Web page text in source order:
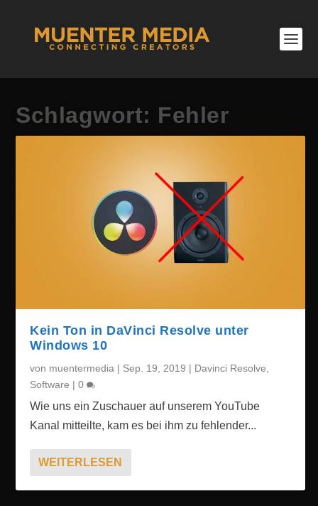
Schlagwort: Fehler
Kein Ton in DaVinci Resolve unter
Windows 10
von muentermedia | Sep. 19, 2019 | Davinci Resolve
Software |0
Wie uns ein Zuschauer auf unserem YouTube
Kanal mitteilte, kam es bei ihm zu fehlender...
WEITERLESEN